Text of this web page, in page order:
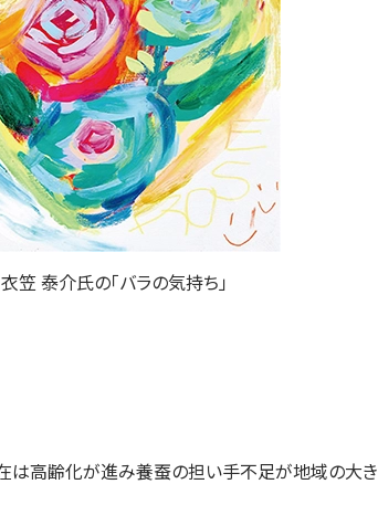
衣笠 泰介氏の「バラの気持ち」
は高齢化が進み養蚕の担い手不足が地域の大き